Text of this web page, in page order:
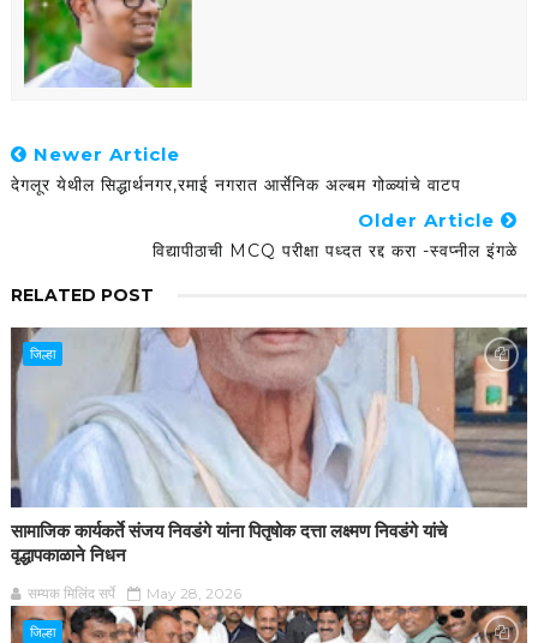
Newer Article
देगलूर येथील सिद्धार्थनगर,रमाई नगरात आर्सेनिक अल्बम गोळ्यांचे वाटप
Older Article
विद्यापीठाची MCQ परीक्षा पध्दत रद्द करा -स्वप्नील इंगळे
RELATED POST
जिल्हा
सामाजिक कार्यकर्ते संजय निवडंगे यांना पितृषोक दत्ता लक्ष्मण निवडंगे यांचे
वृद्धापकाळाने निधन
सम्यक मिलिंद सर्पे May 28, 2026
जिल्हा